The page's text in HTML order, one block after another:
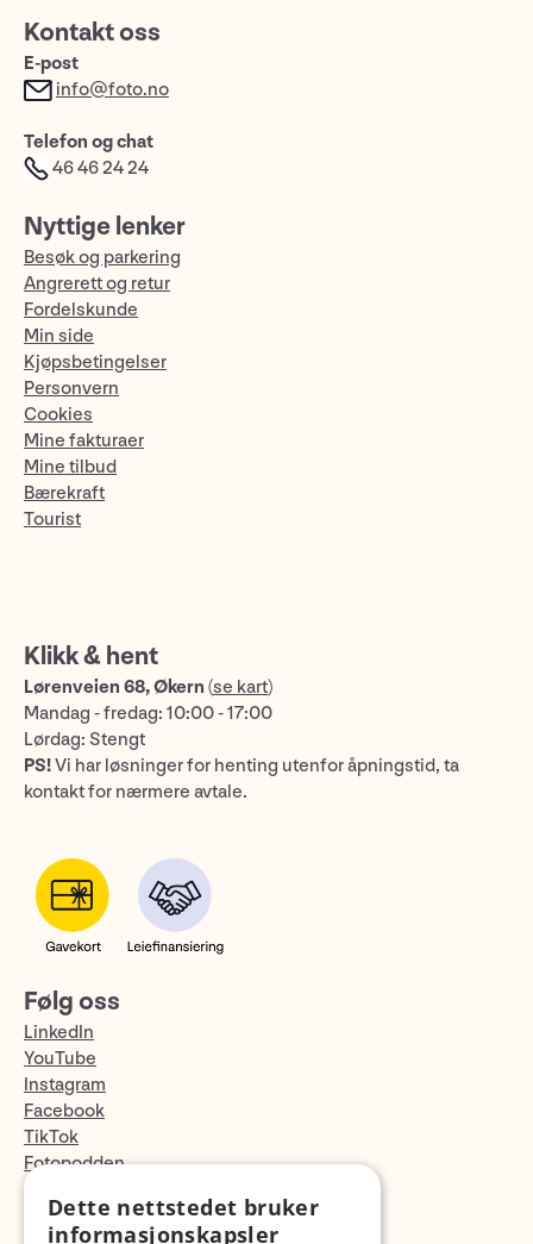
Kontakt oss
E-post
info@foto.no
Telefon og chat
46 46 24 24
Nyttige lenker
Besøk og parkering
Angrerett og retur
Fordelskunde
Min side
Kjøpsbetingelser
Personvern
Cookies
Mine fakturaer
Mine tilbud
Bærekraft
Tourist
Klikk & hent
Lørenveien 68, Økern (se kart)
Mandag - fredag: 10:00 - 17:00
Lørdag: Stengt
PS!Vi har løsninger for henting utenfor åpningstid, ta
kontakt for nærmere avtale.
Følg oss
LinkedIn
YouTube
Instagram
Facebook
TikTok
Fotopodden
Med forbehold om skrive- og lagerfeil
Dette nettstedet bruker
informasjonskapsler